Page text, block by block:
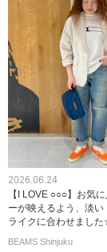
2026.06.24
【I LOVE ○○○】お気
ーが映えるよう、淡
ライクに合わせまし
BEAMS Shinjuku